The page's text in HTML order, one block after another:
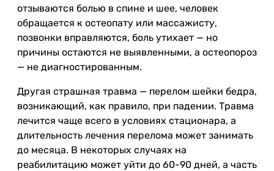
отзываются болью в спине и шее, человек
обращается к остеопату или массажисту,
позвонки вправляются, боль утихает — но
причины остаются не выявленными, а остеопороз
— не диагностированным.
Другая страшная травма — перелом шейки бедра,
возникающий, как правило, при падении. Травма
лечится чаще всего в условиях стационара, а
длительность лечения перелома может занимать
до месяца. В некоторых случаях на
реабилитацию может уйти до 60-90 дней, а часть